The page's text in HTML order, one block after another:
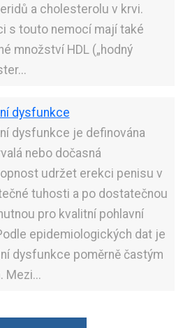
a cholesterolu v krvi.
s touto nemocí mají také
množství HDL („hodný
dysfunkce
dysfunkce je definována
nebo dočasná
udržet erekci penisu v
tuhosti a po dostatečnou
pro kvalitní pohlavní
epidemiologických dat je
dysfunkce poměrně častým
Mezi...